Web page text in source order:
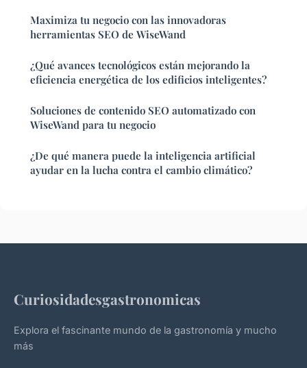
Maximiza tu negocio con las innovadoras
herramientas SEO de WiseWand
¿Qué avances tecnológicos están mejorando la
eficiencia energética de los edificios inteligentes?
Soluciones de contenido SEO automatizado con
WiseWand para tu negocio
¿De qué manera puede la inteligencia artificial
ayudar en la lucha contra el cambio climático?
Curiosidadesgastronomicas
Explora el fascinante mundo de la gastronomía y mucho
más